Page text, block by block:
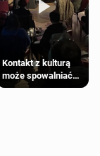
Kontakt z kulturą
może spowalniać
starzenie